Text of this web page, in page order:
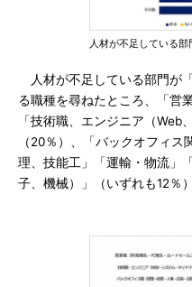
人材が不足している部
人材が不足している部門が
る職種を尋ねたところ、「営
「技術職、エンジニア（Web
（20％）、「バックオフィ
理、技能工」「運輸・物流」
子、機械）」（いずれも12％